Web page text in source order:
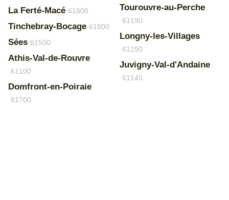
La Ferté-Macé 61600
Tinchebray-Bocage 61800
Sées 61500
Athis-Val-de-Rouvre
61100
Domfront-en-Poiraie
61700
Tourouvre-au-Perche
61190
Longny-les-Villages
61290
Juvigny-Val-d'Andaine
61140